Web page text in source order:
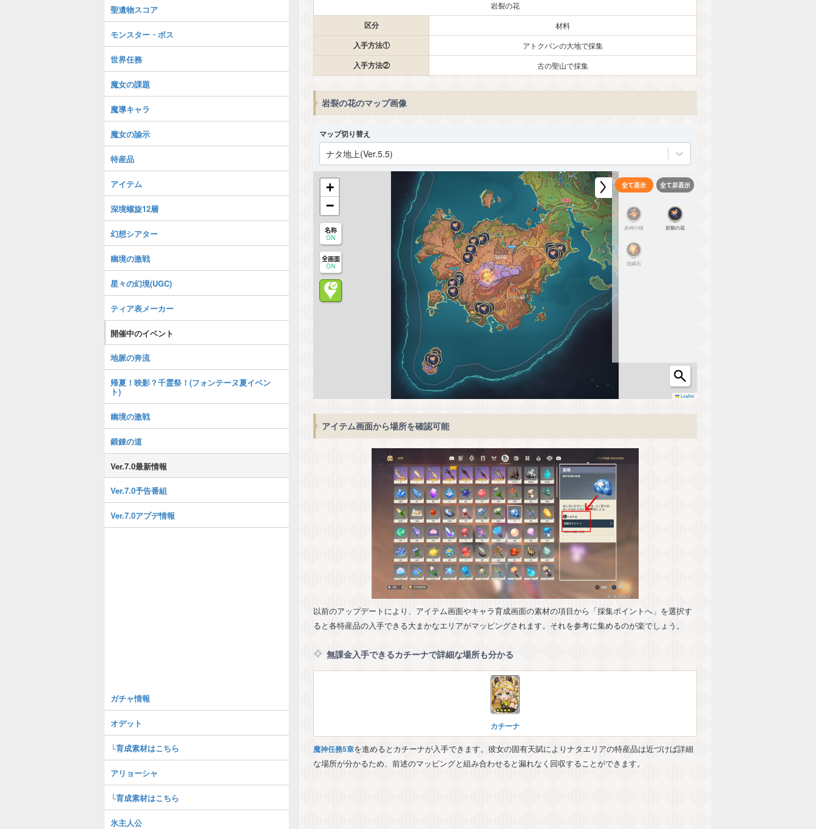
岩裂の花
区分 材料
入手方法① アトクパンの大地で採集
入手方法② 古の聖山で採集
岩裂の花のマップ画像
マップ切り替え
ナタ地上(Ver.5.5)
+
−
名称
ON
全画面
ON
Leaflet
全て表示 全て非表示
炎神の瞳 岩裂の花
琉鱗石
アイテム画面から場所を確認可能
以前のアップデートにより、アイテム画面やキャラ育成画面の素材の項目から「採集ポイントへ」を選択す
ると各特産品の入手できる大まかなエリアがマッピングされます。それを参考に集めるのが楽でしょう。
無課金入手できるカチーナで詳細な場所も分かる
カチーナ
魔神任務5章を進めるとカチーナが入手できます。彼女の固有天賦によりナタエリアの特産品は近づけば詳細
な場所が分かるため、前述のマッピングと組み合わせると漏れなく回収することができます。
聖遺物スコア
モンスター・ボス
世界任務
魔女の課題
魔導キャラ
魔女の諭示
特産品
アイテム
深境螺旋12層
幻想シアター
幽境の激戦
星々の幻境(UGC)
ティア表メーカー
開催中のイベント
地脈の奔流
帰夏！映影？千霊祭！(フォンテーヌ夏イベン
ト)
幽境の激戦
鍛錬の道
Ver.7.0最新情報
Ver.7.0予告番組
Ver.7.0アプデ情報
ガチャ情報
オデット
└育成素材はこちら
アリョーシャ
└育成素材はこちら
氷主人公